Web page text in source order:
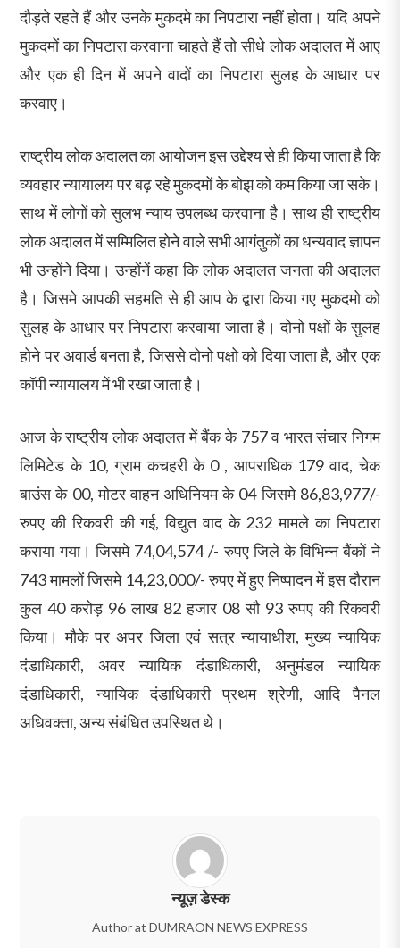
दौड़ते रहते हैं और उनके मुकदमे का निपटारा नहीं होता। यदि अपने
मुकदमों का निपटारा करवाना चाहते हैं तो सीधे लोक अदालत में आए
और एक ही दिन में अपने वादों का निपटारा सुलह के आधार पर
करवाए।
राष्ट्रीय लोक अदालत का आयोजन इस उद्देश्य से ही किया जाता है कि
व्यवहार न्यायालय पर बढ़ रहे मुकदमों के बोझ को कम किया जा सके।
साथ में लोगों को सुलभ न्याय उपलब्ध करवाना है। साथ ही राष्ट्रीय
लोक अदालत में सम्मिलित होने वाले सभी आगंतुकों का धन्यवाद ज्ञापन
भी उन्होंने दिया। उन्होंनें कहा कि लोक अदालत जनता की अदालत
है। जिसमे आपकी सहमति से ही आप के द्वारा किया गए मुकदमो को
सुलह के आधार पर निपटारा करवाया जाता है। दोनो पक्षों के सुलह
होने पर अवार्ड बनता है, जिससे दोनो पक्षो को दिया जाता है, और एक
कॉपी न्यायालय में भी रखा जाता है।
आज के राष्ट्रीय लोक अदालत में बैंक के 757 व भारत संचार निगम
लिमिटेड के 10, ग्राम कचहरी के 0 , आपराधिक 179 वाद, चेक
बाउंस के 00, मोटर वाहन अधिनियम के 04 जिसमे 86,83,977/-
रुपए की रिकवरी की गई, विद्युत वाद के 232 मामले का निपटारा
कराया गया। जिसमे 74,04,574 /- रुपए जिले के विभिन्न बैंकों ने
743 मामलों जिसमे 14,23,000/- रुपए में हुए निष्पादन में इस दौरान
कुल 40 करोड़ 96 लाख 82 हजार 08 सौ 93 रुपए की रिकवरी
किया। मौके पर अपर जिला एवं सत्र न्यायाधीश, मुख्य न्यायिक
दंडाधिकारी, अवर न्यायिक दंडाधिकारी, अनुमंडल न्यायिक
दंडाधिकारी, न्यायिक दंडाधिकारी प्रथम श्रेणी, आदि पैनल
अधिवक्ता, अन्य संबंधित उपस्थित थे।
न्यूज़ डेस्क
Author at DUMRAON NEWS EXPRESS